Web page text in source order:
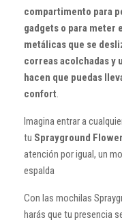
compartimento para
gadgets o para meter
metálicas que se
correas acolchadas y
hacen que puedas
confort.
Imagina entrar a
tu Sprayground
atención por igual, un
espalda
Con las mochilas
harás que tu presencia